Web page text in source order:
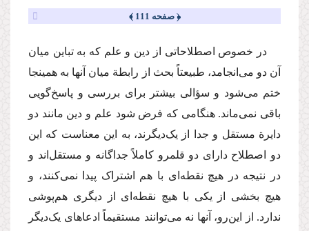
﴿ صفحه 111 ﴾
در خصوص اصطلاحاتی از دین و علم که به تباین میان
آن دو می‌انجامد، طبیعتاً بحث از رابطة میان آنها به همینجا
ختم می‌شود و سؤالی بیشتر برای بررسی و پاسخ‌گویی
باقی نمی‌ماند. هنگامی که فرض شود علم و دین مانند دو
دایرة مستقل و جدا از یک‌دیگرند، به این معناست که این
دو اصطلاح دارای دو قلمرو کاملاً جداگانه و مستقل‌اند و
در نتیجه در هیچ نقطه‌ای با هم اشتراک پیدا نمی‌کنند، و
هیچ بخشی از یکی با هیچ نقطه‌ای از دیگری هم‌پوشی
ندارد. از این‌رو، آنها نه می‌توانند مستقیماً ادعاهای یک‌دیگر